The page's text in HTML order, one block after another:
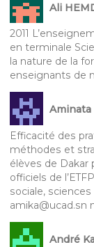
Ali
2011
en terminale
la nature de la
enseignants de
Aminata
Efficacité des
méthodes et
élèves de Dakar
officiels de
sociale,
amika@ucad.sn
André